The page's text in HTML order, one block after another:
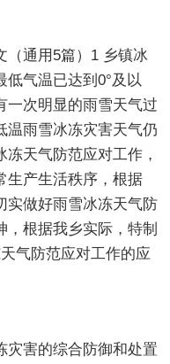
（通用5篇）1
低气温已达到0°及以
一次明显的雨雪天气过
温雨雪冰冻灾害天气仍
天气防范应对工作，
生产生活秩序，根据
实做好雨雪冰冻天气防
根据我乡实际，特制
气防范应对工作的应
灾害的综合防御和处置
乡镇冰